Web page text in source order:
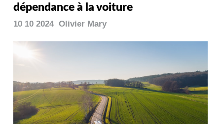
dépendance à la voiture
10 10 2024 Olivier Mary